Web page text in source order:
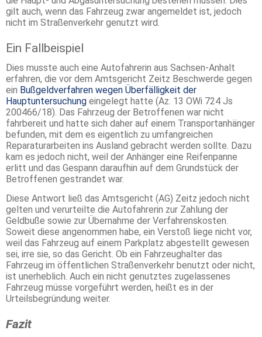
gilt auch, wenn das Fahrzeug zwar angemeldet ist, jedoch
nicht im Straßenverkehr genutzt wird.
Ein Fallbeispiel
Dies musste auch eine Autofahrerin aus Sachsen-Anhalt
erfahren, die vor dem Amtsgericht Zeitz Beschwerde gegen
ein Bußgeldverfahren wegen Überfälligkeit der
Hauptuntersuchung eingelegt hatte (Az. 13 OWi 724 Js
200466/18). Das Fahrzeug der Betroffenen war nicht
fahrbereit und hatte sich daher auf einem Transportanhänger
befunden, mit dem es eigentlich zu umfangreichen
Reparaturarbeiten ins Ausland gebracht werden sollte. Dazu
kam es jedoch nicht, weil der Anhänger eine Reifenpanne
erlitt und das Gespann daraufhin auf dem Grundstück der
Betroffenen gestrandet war.
Diese Antwort ließ das Amtsgericht (AG) Zeitz jedoch nicht
gelten und verurteilte die Autofahrerin zur Zahlung der
Geldbuße sowie zur Übernahme der Verfahrenskosten.
Soweit diese angenommen habe, ein Verstoß liege nicht vor,
weil das Fahrzeug auf einem Parkplatz abgestellt gewesen
sei, irre sie, so das Gericht. Ob ein Fahrzeughalter das
Fahrzeug im öffentlichen Straßenverkehr benutzt oder nicht,
ist unerheblich. Auch ein nicht genutztes zugelassenes
Fahrzeug müsse vorgeführt werden, heißt es in der
Urteilsbegründung weiter.
Fazit